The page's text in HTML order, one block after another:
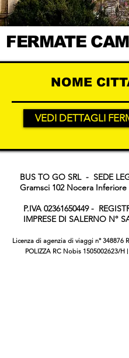
FERMATE
NOME
VEDI DETTAGLI
BUS TO GO SRL - SEDE
Gramsci 102 Nocera Inferiore
P.IVA 02361650449-
IMPRESE DI SALERNO N°
Licenza di agenzia di viaggi n° 348876
POLIZZA RC Nobis 1505002623/H